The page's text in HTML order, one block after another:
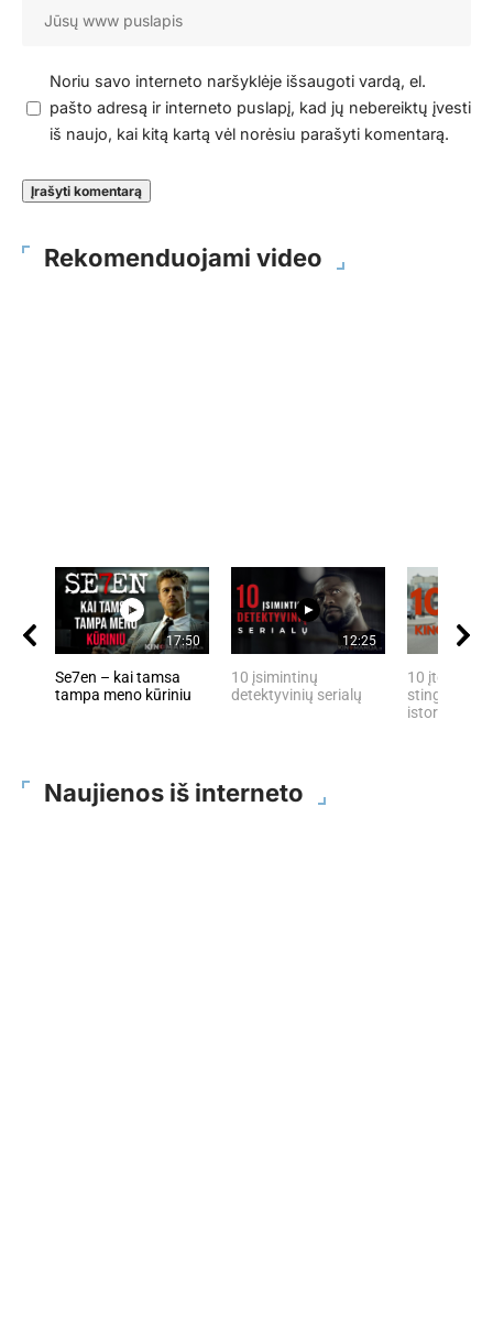
Noriu savo interneto naršyklėje išsaugoti vardą, el.
pašto adresą ir interneto puslapį, kad jų nebereiktų įvesti
iš naujo, kai kitą kartą vėl norėsiu parašyti komentarą.
Rekomenduojami video
17:50
Se7en – kai tamsa
tampa meno kūriniu
12:25
10 įsimintinų
detektyvinių serialų
10 įtemptų,
stingdančių
istorijų
Naujienos iš interneto